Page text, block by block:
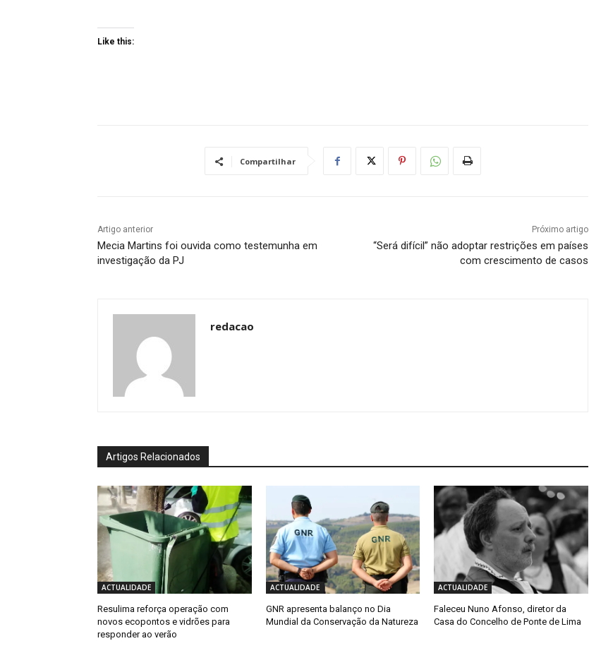
Like this:
Compartilhar
Artigo anterior
Mecia Martins foi ouvida como testemunha em
investigação da PJ
Próximo artigo
“Será difícil” não adoptar restrições em países
com crescimento de casos
redacao
Artigos Relacionados
ACTUALIDADE
Resulima reforça operação com
novos ecopontos e vidrões para
responder ao verão
ACTUALIDADE
GNR apresenta balanço no Dia
Mundial da Conservação da Natureza
ACTUALIDADE
Faleceu Nuno Afonso, diretor da
Casa do Concelho de Ponte de Lima